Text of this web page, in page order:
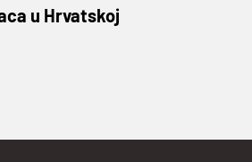
u Hrvatskoj